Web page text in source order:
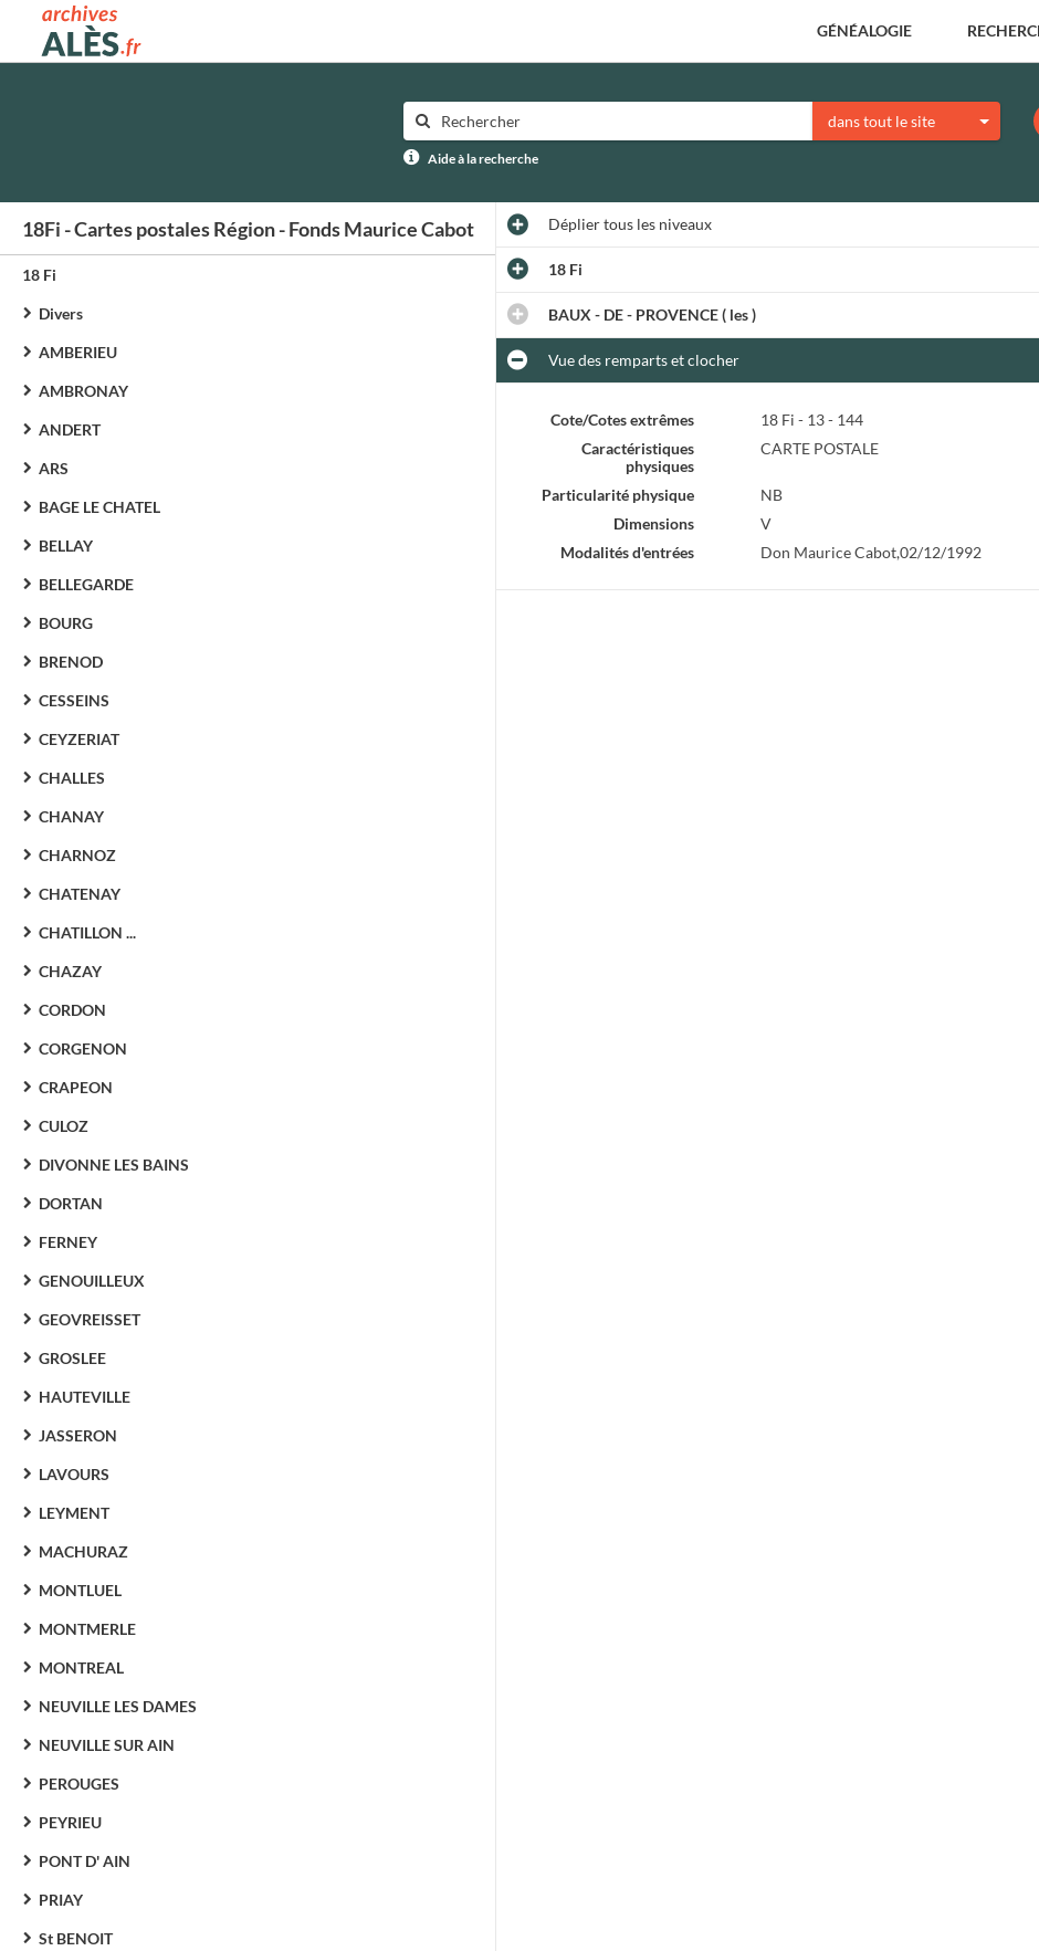
Archives municipales d'Alès GÉNÉALOGIE
dans tout le site
Aide à la recherche
18Fi - Cartes postales Région - Fonds Maurice Cabot
18 Fi
Divers
AMBERIEU
AMBRONAY
ANDERT
ARS
BAGE LE CHATEL
BELLAY
BELLEGARDE
BOURG
BRENOD
CESSEINS
CEYZERIAT
CHALLES
CHANAY
CHARNOZ
CHATENAY
CHATILLON ...
CHAZAY
CORDON
CORGENON
CRAPEON
CULOZ
DIVONNE LES BAINS
DORTAN
FERNEY
GENOUILLEUX
GEOVREISSET
GROSLEE
HAUTEVILLE
JASSERON
LAVOURS
LEYMENT
MACHURAZ
MONTLUEL
MONTMERLE
MONTREAL
NEUVILLE LES DAMES
NEUVILLE SUR AIN
PEROUGES
PEYRIEU
PONT D' AIN
PRIAY
St BENOIT
Dépliertous les niveaux
18 Fi
BAUX - DE - PROVENCE ( les )
Vue des remparts et clocher
Cote/Cotes extrêmes
18 Fi - 13 - 144
Caractéristiques
physiques
CARTE POSTALE
Particularité physique
NB
Dimensions
V
Modalités d'entrées
Don Maurice Cabot,02/12/1992